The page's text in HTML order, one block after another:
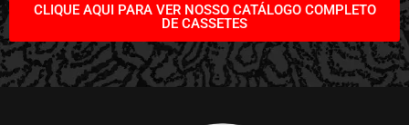
CLIQUE AQUI PARA VER NOSSO CATÁLOGO COMPLETO
DE CASSETES